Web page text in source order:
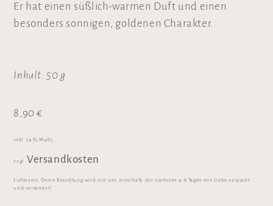
Er hat einen süßlich-warmen Duft und einen
besonders sonnigen, goldenen Charakter.
Inhalt: 50 g
8,90€
inkl. 19 % MwSt.
zzgl. Versandkosten
Lieferzeit:
Deine Bestellung wird von uns innerhalb der nächsten 4-8 Tagen mit Liebe verpackt
und versendet!